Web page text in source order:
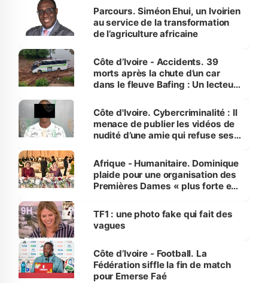
Parcours. Siméon Ehui, un Ivoirien
au service de la transformation
de l’agriculture africaine
Côte d’Ivoire - Accidents. 39
morts après la chute d’un car
dans le fleuve Bafing : Un lecteur
des Transports
Côte d'Ivoire. Cybercriminalité : Il
menace de publier les vidéos de
nudité d’une amie qui refuse ses
Afrique - Humanitaire. Dominique
plaide pour une organisation des
Premières Dames « plus forte et
sur la scène internationale »
TF1 : une photo fake qui fait des
vagues
Côte d’Ivoire - Football. La
Fédération siffle la fin de match
pour Emerse Faé